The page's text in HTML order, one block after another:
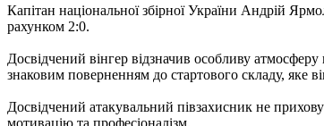
Капітан національної збірної України Андрій
рахунком 2:0.
Досвідчений вінгер відзначив особливу
знаковим поверненням до стартового складу, яке
Досвідчений атакувальний півзахисник не
мотивацію та професіоналізм.